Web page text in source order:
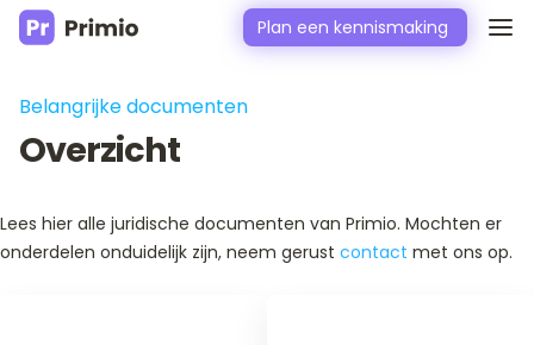
Plan een kennismaking
Belangrijke documenten
Overzicht
Lees hier alle juridische documenten van Primio. Mochten er
onderdelen onduidelijk zijn, neem gerust contact met ons op.